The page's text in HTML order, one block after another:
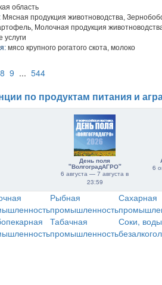
область
Мясная продукция животноводства,
Молочная продукция
услуги
мясо крупного рогатого скота, молоко
8 9 ... 544
по продуктам питания и
День поля
"ВолгоградАГРО"
6 августа — 7 августа в
23:59
6
Рыбная
промышленность
Сахарная
Табачная
промышленность
Соки,